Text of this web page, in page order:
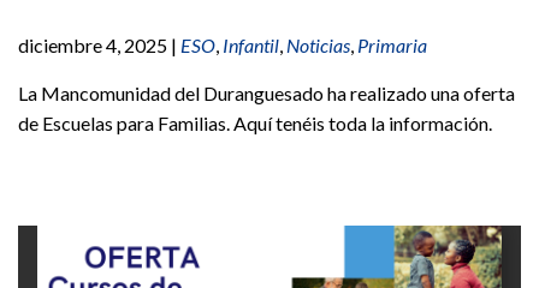
diciembre 4, 2025 | ESO, Infantil, Noticias, Primaria
La Mancomunidad del Duranguesado ha realizado una oferta
de Escuelas para Familias. Aquí tenéis toda la información.